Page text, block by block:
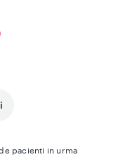
pacienti in urma